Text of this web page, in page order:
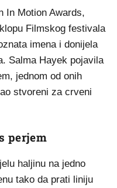
In Motion Awards,
Filmskog festivala
imena i donijela
Salma Hayek pojavila
jednom od onih
stvoreni za crveni
perjem
haljinu na jedno
tako da prati liniju